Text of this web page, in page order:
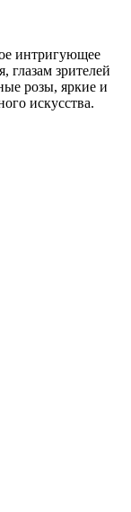
интригующее
глазам зрителей
розы, яркие и
искусства.